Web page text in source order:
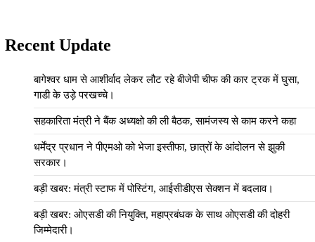
Recent Update
बागेश्वर धाम से आशीर्वाद लेकर लौट रहे बीजेपी चीफ की कार ट्रक में घुसा,
गाडी के उड़े परखच्चे।
सहकारिता मंत्री ने बैंक अध्यक्षो की ली बैठक, सामंजस्य से काम करने कहा
धर्मेंद्र प्रधान ने पीएमओ को भेजा इस्तीफा, छात्रों के आंदोलन से झुकी
सरकार।
बड़ी खबर: मंत्री स्टाफ में पोस्टिंग, आईसीडीएस सेक्शन में बदलाव।
बड़ी खबर: ओएसडी की नियुक्ति, महाप्रबंधक के साथ ओएसडी की दोहरी
जिम्मेदारी।